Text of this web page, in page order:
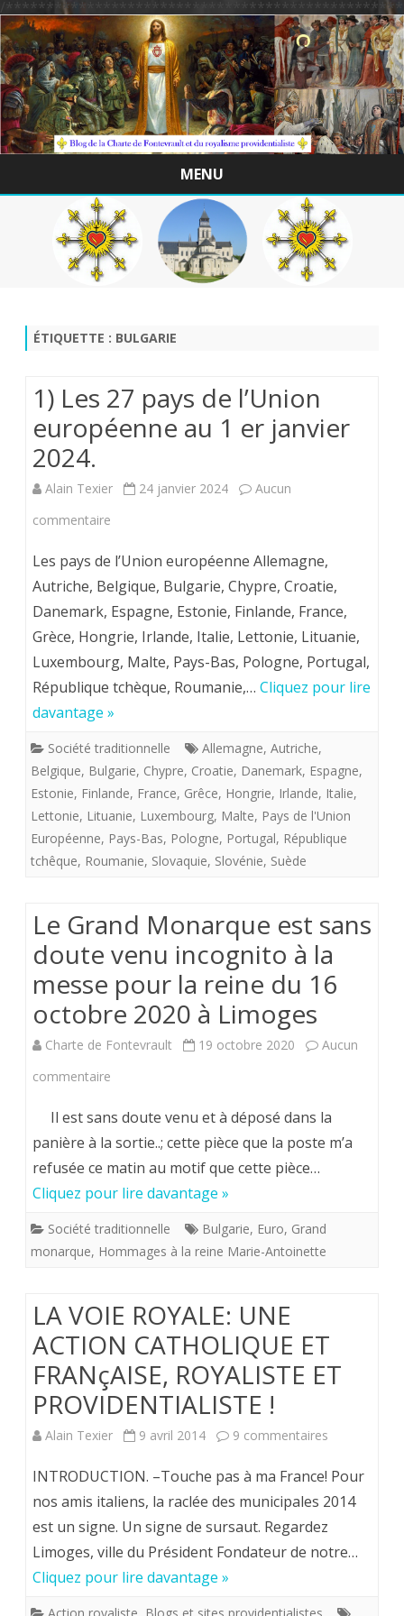
/
MENU
Skip
to
content
ÉTIQUETTE : BULGARIE
1) Les 27 pays de l’Union
européenne au 1 er janvier
2024.
Alain Texier 24 janvier 2024
Aucun
commentaire
Les
27
pays
l’Union
européenne
au
1
er
janvier
Les pays de l’Union européenne Allemagne,
Autriche, Belgique, Bulgarie, Chypre, Croatie,
Danemark, Espagne, Estonie, Finlande, France,
Grèce, Hongrie, Irlande, Italie, Lettonie, Lituanie,
Luxembourg, Malte, Pays-Bas, Pologne, Portugal,
République tchèque, Roumanie,… Cliquez pour lire
davantage »
Société traditionnelle Allemagne, Autriche,
Belgique, Bulgarie, Chypre, Croatie, Danemark, Espagne,
Estonie, Finlande, France, Grêce, Hongrie, Irlande, Italie,
Lettonie, Lituanie, Luxembourg, Malte, Pays de l'Union
Européenne, Pays-Bas, Pologne, Portugal, République
tchêque, Roumanie, Slovaquie, Slovénie, Suède
Le Grand Monarque est sans
doute venu incognito à la
messe pour la reine du 16
octobre 2020 à Limoges
Charte de Fontevrault 19 octobre 2020
Aucun
commentaire
Grand
Monarque
est
sans
incognito
à
la
reine
du
16
octobre
Il est sans doute venu et à déposé dans la
panière à la sortie..; cette pièce que la poste m’a
refusée ce matin au motif que cette pièce…
Cliquez pour lire davantage »
Société traditionnelle Bulgarie, Euro, Grand
monarque, Hommages à la reine Marie-Antoinette
LA VOIE ROYALE: UNE
ACTION CATHOLIQUE ET
FRANçAISE, ROYALISTE ET
PROVIDENTIALISTE !
Alain Texier 9 avril 2014 9 commentaires
VOIE
UNE
INTRODUCTION. –Touche pas à ma France! Pour
nos amis italiens, la raclée des municipales 2014
est un signe. Un signe de sursaut. Regardez
Limoges, ville du Président Fondateur de notre…
Cliquez pour lire davantage »